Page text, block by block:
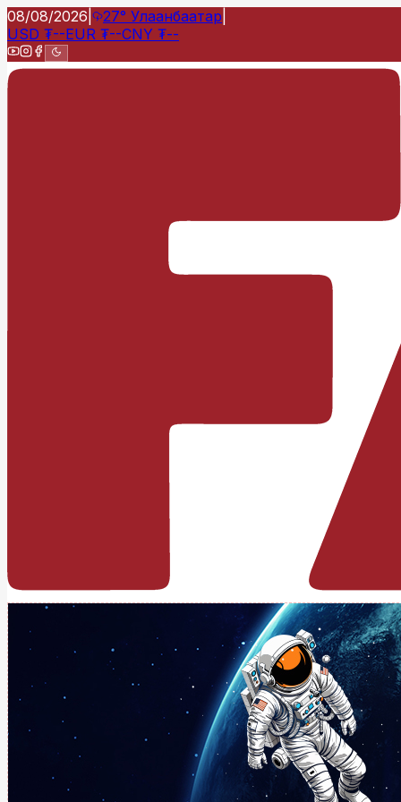
08/08/2026 27° Улаанбаатар
USD ₮--EUR ₮--CNY ₮--